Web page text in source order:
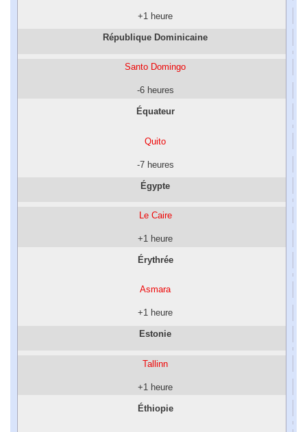
+1 heure
République Dominicaine
Santo Domingo
-6 heures
Équateur
Quito
-7 heures
Égypte
Le Caire
+1 heure
Érythrée
Asmara
+1 heure
Estonie
Tallinn
+1 heure
Éthiopie